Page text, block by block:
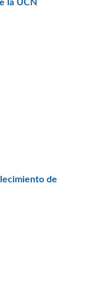
la UCN
de